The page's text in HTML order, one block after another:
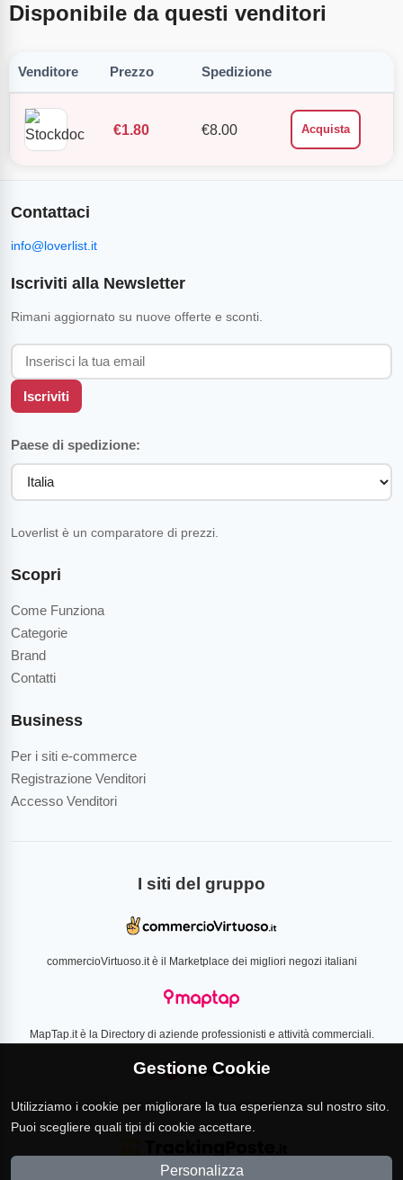
Disponibile da questi venditori
Venditore Prezzo Spedizione
€1.80 €8.00 Acquista
Scopri
Come Funziona
Categorie
Brand
Contatti
Business
Per i siti e-commerce
Registrazione Venditori
Accesso Venditori
Contattaci
info@loverlist.it
Iscriviti alla Newsletter
Rimani aggiornato su nuove offerte e sconti.
Iscriviti
Paese di spedizione:
Loverlist è un comparatore di prezzi.
I siti del gruppo
commercioVirtuoso.it è il Marketplace dei migliori negozi italiani
MapTap.it è la Directory di aziende professionisti e attività commerciali.
Loverlist.com è il comparatore di prezzo CSS certificato Google
Gestione Cookie
Utilizziamo i cookie per migliorare la tua esperienza sul nostro sito.
Puoi scegliere quali tipi di cookie accettare.
Personalizza